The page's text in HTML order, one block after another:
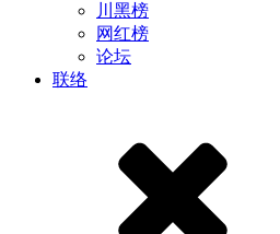
川黑榜
网红榜
论坛
联络